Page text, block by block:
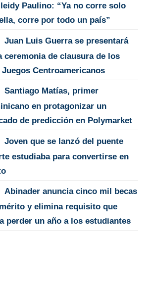
Paulino: “Ya no corre solo
corre por todo un país”
Juan Luis Guerra se presentará
ceremonia de clausura de los
Juegos Centroamericanos
Santiago Matías, primer
en protagonizar un
de predicción en Polymarket
Joven que se lanzó del puente
estudiaba para convertirse en
Abinader anuncia cinco mil becas
y elimina requisito que
perder un año a los estudiantes